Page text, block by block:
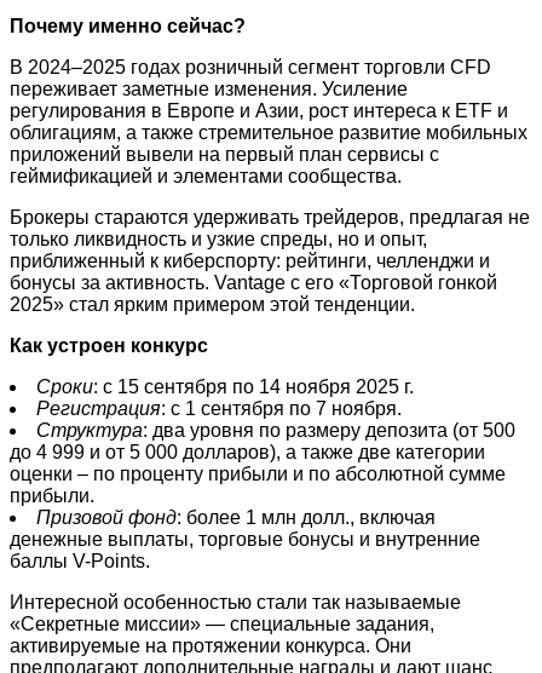
Почему именно сейчас?
В 2024–2025 годах розничный сегмент торговли CFD
переживает заметные изменения. Усиление
регулирования в Европе и Азии, рост интереса к ETF и
облигациям, а также стремительное развитие мобильных
приложений вывели на первый план сервисы с
геймификацией и элементами сообщества.
Брокеры стараются удерживать трейдеров, предлагая не
только ликвидность и узкие спреды, но и опыт,
приближенный к киберспорту: рейтинги, челленджи и
бонусы за активность. Vantage с его «Торговой гонкой
2025» стал ярким примером этой тенденции.
Как устроен конкурс
Сроки: с 15 сентября по 14 ноября 2025 г.
Регистрация: с 1 сентября по 7 ноября.
Структура: два уровня по размеру депозита (от 500
до 4 999 и от 5 000 долларов), а также две категории
оценки – по проценту прибыли и по абсолютной сумме
прибыли.
Призовой фонд: более 1 млн долл., включая
денежные выплаты, торговые бонусы и внутренние
баллы V-Points.
Интересной особенностью стали так называемые
«Секретные миссии» — специальные задания,
активируемые на протяжении конкурса. Они
предполагают дополнительные награды и дают шанс